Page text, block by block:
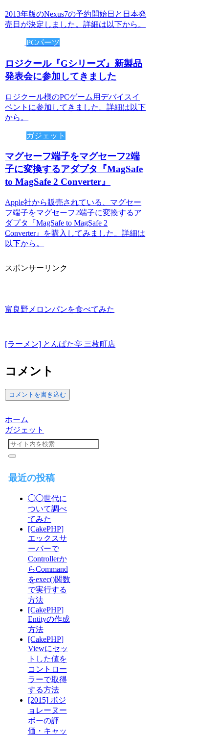
2013年版のNexus7の予約開始日と日本発
売日が決定しました。詳細は以下から。
PCパーツ
ロジクール『Gシリーズ』新製品
発表会に参加してきました
ロジクール様のPCゲーム用デバイスイ
ベントに参加してきました。詳細は以下
から。
ガジェット
マグセーフ端子をマグセーフ2端
子に変換するアダプタ『MagSafe
to MagSafe 2 Converter』
Apple社から販売されている、マグセー
フ端子をマグセーフ2端子に変換するア
ダプタ『MagSafe to MagSafe 2
Converter』を購入してみました。詳細は
以下から。
スポンサーリンク
富良野メロンパンを食べてみた
[ラーメン] とんぱた亭 三枚町店
コメント
コメントを書き込む
ホーム
ガジェット
最近の投稿
◯◯世代に
ついて調べ
てみた
[CakePHP]
エックスサ
ーバーで
Controllerか
らCommand
をexec()関数
で実行する
方法
[CakePHP]
Entityの作成
方法
[CakePHP]
Viewにセッ
トした値を
コントロー
ラーで取得
する方法
[2015] ボジ
ョレーヌー
ボーの評
価・キャッ